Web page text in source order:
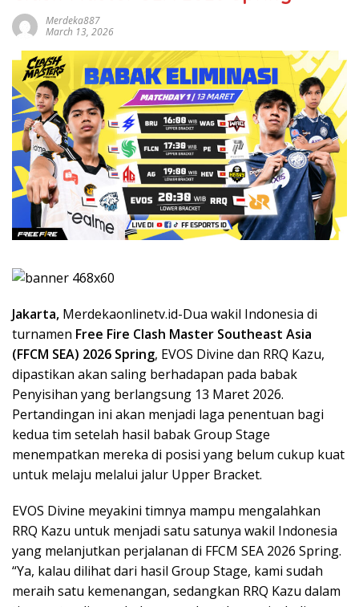
Merdeka887
March 13, 2026
Jakarta, Merdekaonlinetv.id-Dua wakil Indonesia di
turnamen Free Fire Clash Master Southeast Asia
(FFCM SEA) 2026 Spring, EVOS Divine dan RRQ Kazu,
dipastikan akan saling berhadapan pada babak
Penyisihan yang berlangsung 13 Maret 2026.
Pertandingan ini akan menjadi laga penentuan bagi
kedua tim setelah hasil babak Group Stage
menempatkan mereka di posisi yang belum cukup kuat
untuk melaju melalui jalur Upper Bracket.
EVOS Divine meyakini timnya mampu mengalahkan
RRQ Kazu untuk menjadi satu satunya wakil Indonesia
yang melanjutkan perjalanan di FFCM SEA 2026 Spring.
“Ya, kalau dilihat dari hasil Group Stage, kami sudah
meraih satu kemenangan, sedangkan RRQ Kazu dalam